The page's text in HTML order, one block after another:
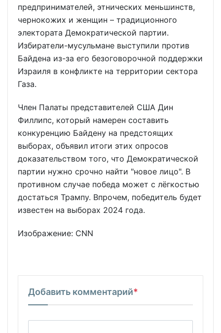
предпринимателей, этнических меньшинств,
чернокожих и женщин – традиционного
электората Демократической партии.
Избиратели-мусульмане выступили против
Байдена из-за его безоговорочной поддержки
Израиля в конфликте на территории сектора
Газа.
Член Палаты представителей США Дин
Филлипс, который намерен составить
конкуренцию Байдену на предстоящих
выборах, объявил итоги этих опросов
доказательством того, что Демократической
партии нужно срочно найти "новое лицо". В
противном случае победа может с лёгкостью
достаться Трампу. Впрочем, победитель будет
известен на выборах 2024 года.
Изображение: CNN
Добавить комментарий*